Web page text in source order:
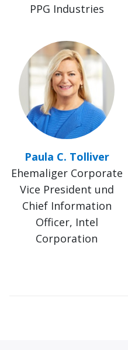
PPG Industries
Paula C. Tolliver
Ehemaliger Corporate
Vice President und
Chief Information
Officer, Intel
Corporation